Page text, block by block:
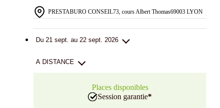
PRESTABURO CONSEIL73, cours Albert Thomas69003 LYON
Du 21 sept. au 22 sept. 2026
A DISTANCE
Places disponibles
Session garantie*